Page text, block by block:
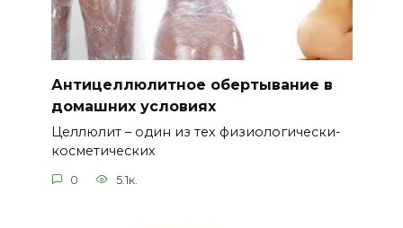
Антицеллюлитное обертывание в
домашних условиях
Целлюлит – один из тех физиологически-
косметических
0 5.1к.